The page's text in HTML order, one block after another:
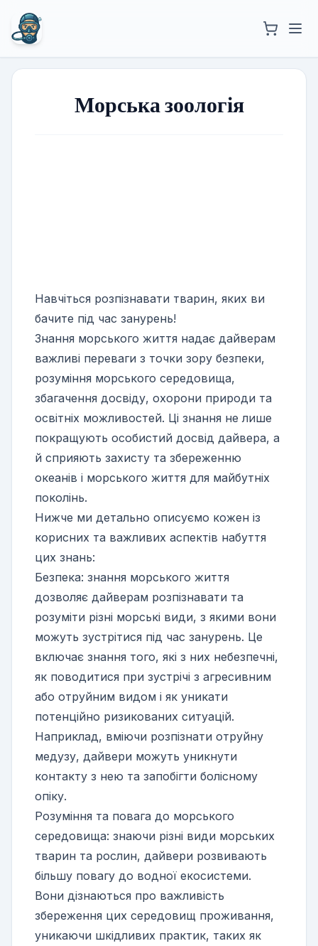
Морська зоологія
Навчіться розпізнавати тварин, яких ви
бачите під час занурень!
Знання морського життя надає дайверам
важливі переваги з точки зору безпеки,
розуміння морського середовища,
збагачення досвіду, охорони природи та
освітніх можливостей. Ці знання не лише
покращують особистий досвід дайвера, а
й сприяють захисту та збереженню
океанів і морського життя для майбутніх
поколінь.
Нижче ми детально описуємо кожен із
корисних та важливих аспектів набуття
цих знань:
Безпека: знання морського життя
дозволяє дайверам розпізнавати та
розуміти різні морські види, з якими вони
можуть зустрітися під час занурень. Це
включає знання того, які з них небезпечні,
як поводитися при зустрічі з агресивним
або отруйним видом і як уникати
потенційно ризикованих ситуацій.
Наприклад, вміючи розпізнати отруйну
медузу, дайвери можуть уникнути
контакту з нею та запобігти болісному
опіку.
Розуміння та повага до морського
середовища: знаючи різні види морських
тварин та рослин, дайвери розвивають
більшу повагу до водної екосистеми.
Вони дізнаються про важливість
збереження цих середовищ проживання,
уникаючи шкідливих практик, таких як